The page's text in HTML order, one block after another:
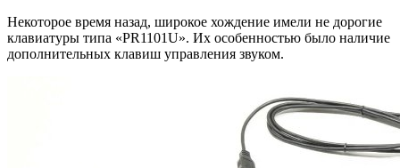
Некоторое время назад, широкое хождение имели не дорогие
клавиатуры типа «PR1101U». Их особенностью было наличие
дополнительных клавиш управления звуком.